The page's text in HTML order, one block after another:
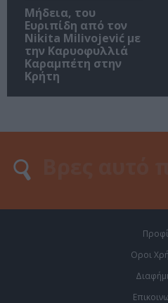
Μήδεια, του
Ευριπίδη από τον
Nikita Milivojević με
την Καρυοφυλλιά
Καραμπέτη στην
Κρήτη
Οροι